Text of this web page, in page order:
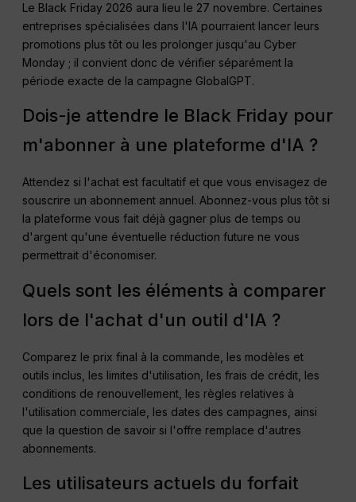
Le Black Friday 2026 aura lieu le 27 novembre. Certaines
entreprises spécialisées dans l'IA pourraient lancer leurs
promotions plus tôt ou les prolonger jusqu'au Cyber
Monday ; il convient donc de vérifier séparément la
période exacte de la campagne GlobalGPT.
Dois-je attendre le Black Friday pour
m'abonner à une plateforme d'IA ?
Attendez si l'achat est facultatif et que vous envisagez de
souscrire un abonnement annuel. Abonnez-vous plus tôt si
la plateforme vous fait déjà gagner plus de temps ou
d'argent qu'une éventuelle réduction future ne vous
permettrait d'économiser.
Quels sont les éléments à comparer
lors de l'achat d'un outil d'IA ?
Comparez le prix final à la commande, les modèles et
outils inclus, les limites d'utilisation, les frais de crédit, les
conditions de renouvellement, les règles relatives à
l'utilisation commerciale, les dates des campagnes, ainsi
que la question de savoir si l'offre remplace d'autres
abonnements.
Les utilisateurs actuels du forfait